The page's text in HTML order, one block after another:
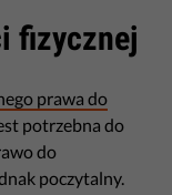
fizycznej
prawa do
potrzebna do
do
poczytalny.